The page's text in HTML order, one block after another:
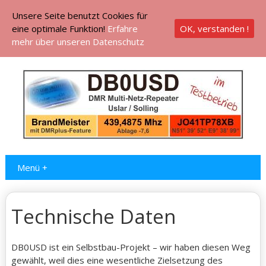
Menü +
Technische Daten
DB0USD ist ein Selbstbau-Projekt – wir haben diesen Weg
gewählt, weil dies eine wesentliche Zielsetzung des
Unsere Seite benutzt Cookies für
eine optimale Funktion! Erfahre
mehr über unseren Datenschutz
OK, verstanden !